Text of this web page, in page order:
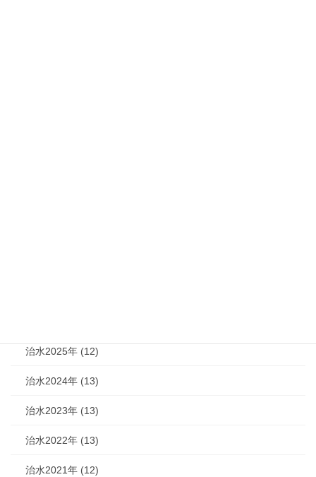
治水2025年 (12)
治水2024年 (13)
治水2023年 (13)
治水2022年 (13)
治水2021年 (12)